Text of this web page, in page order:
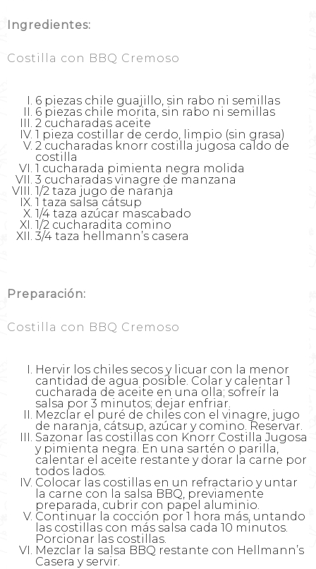
Ingredientes:
Costilla con BBQ Cremoso
6 piezas chile guajillo, sin rabo ni semillas
6 piezas chile morita, sin rabo ni semillas
2 cucharadas aceite
1 pieza costillar de cerdo, limpio (sin grasa)
2 cucharadas knorr costilla jugosa caldo de
costilla
1 cucharada pimienta negra molida
3 cucharadas vinagre de manzana
1/2 taza jugo de naranja
1 taza salsa cátsup
1/4 taza azúcar mascabado
1/2 cucharadita comino
3/4 taza hellmann’s casera
Preparación:
Costilla con BBQ Cremoso
Hervir los chiles secos y licuar con la menor
cantidad de agua posible. Colar y calentar 1
cucharada de aceite en una olla; sofreír la
salsa por 3 minutos; dejar enfriar.
Mezclar el puré de chiles con el vinagre, jugo
de naranja, cátsup, azúcar y comino. Reservar.
Sazonar las costillas con Knorr Costilla Jugosa
y pimienta negra. En una sartén o parilla,
calentar el aceite restante y dorar la carne por
todos lados.
Colocar las costillas en un refractario y untar
la carne con la salsa BBQ, previamente
preparada, cubrir con papel aluminio.
Continuar la cocción por 1 hora más, untando
las costillas con más salsa cada 10 minutos.
Porcionar las costillas.
Mezclar la salsa BBQ restante con Hellmann’s
Casera y servir.